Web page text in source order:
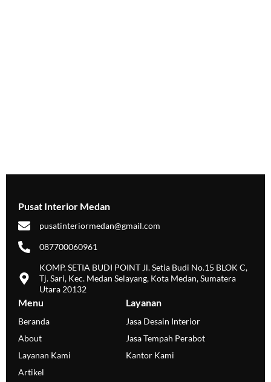
Pusat Interior Medan
pusatinteriormedan@gmail.com
087700060961
KOMP. SETIA BUDI POINT Jl. Setia Budi No.15 BLOK C,
Tj. Sari, Kec. Medan Selayang, Kota Medan, Sumatera
Utara 20132
Menu
Beranda
About
Layanan Kami
Artikel
Layanan
Jasa Desain Interior
Jasa Tempah Perabot
Kantor Kami